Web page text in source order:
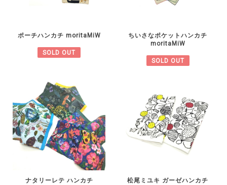
ポーチハンカチ moritaMiW
SOLD OUT
ちいさなポケットハンカチ
moritaMiW
SOLD OUT
ナタリーレテ ハンカチ 松尾ミユキ ガーゼハンカチ